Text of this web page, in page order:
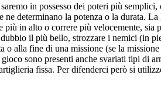
in possesso dei poteri più
determinano la potenza o la durata.
più in alto o correre più velocemente,
il più bello, strozzare i nemici (in
alla fine di una missione (se la
sono presenti anche svariati tipi di
fissa. Per difenderci però si